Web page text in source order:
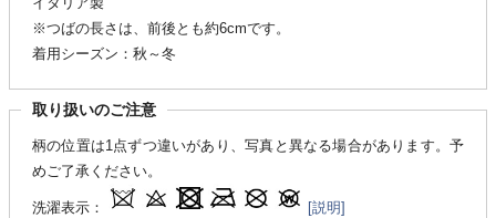
※つばの長さは、前後とも約6cmです。
着用シーズン：秋～冬
取り扱いのご注意
柄の位置は1点ずつ違いがあり、写真と異なる場合があります。予
めご了承ください。
洗濯表示： [説明]